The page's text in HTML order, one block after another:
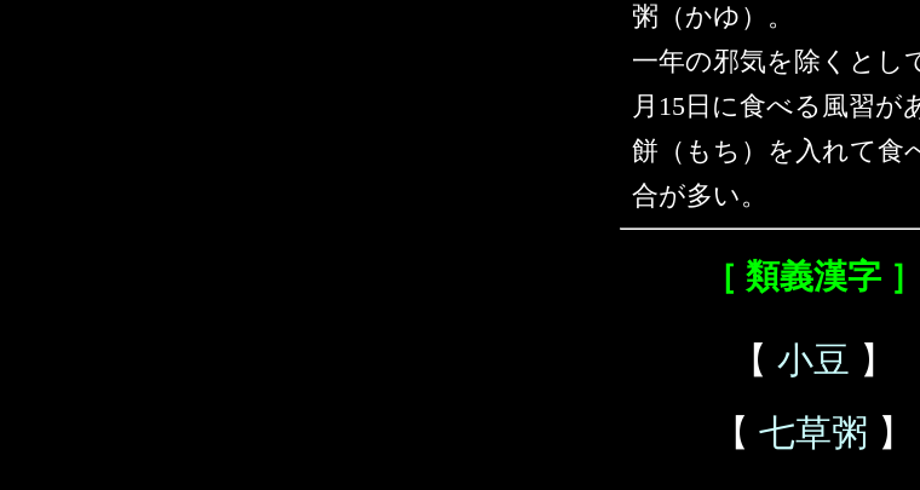
粥（かゆ）。
一年の邪気を除くとし
月15日に食べる風習が
餅（もち）を入れて食
合が多い。
［ 類義漢字 ］
【 小豆 】
【 七草粥 】